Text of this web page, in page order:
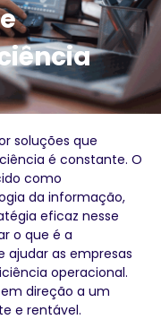
soluções que
é constante. O
como
da informação,
eficaz nesse
o que é a
ajudar as empresas
operacional.
direção a um
e rentável.